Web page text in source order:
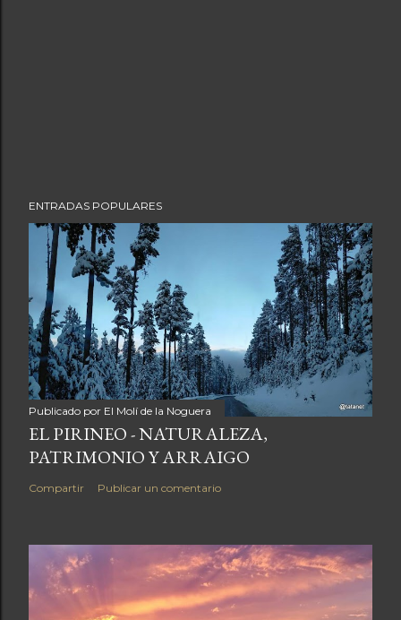
ENTRADAS POPULARES
Publicado por El Molí de la Noguera
EL PIRINEO - NATURALEZA,
PATRIMONIO Y ARRAIGO
Compartir Publicar un comentario